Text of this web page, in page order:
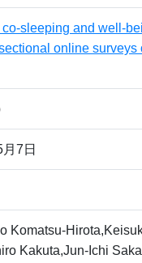
co-sleeping and well-
online surveys
7日
Komatsu-
Kakuta,Jun-Ichi